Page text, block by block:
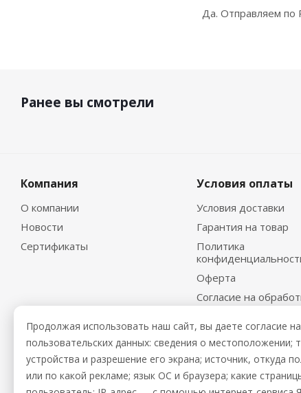
Да. Отправляем по
Ранее вы смотрели
Компания
О компании
Новости
Сертификаты
Условия оплаты
Условия доставки
Гарантия на товар
Политика
Оферта
Согласие на
персональных
Продолжая использовать наш сайт, вы даете согласие
пользовательских данных: сведения о местоположении;
устройства и разрешение его экрана; источник, откуда
или по какой рекламе; язык ОС и браузера; какие